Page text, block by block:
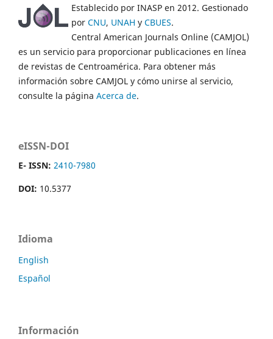
Establecido por INASP en 2012. Gestionado
por CNU, UNAH y CBUES.
Central American Journals Online (CAMJOL)
es un servicio para proporcionar publicaciones en línea
de revistas de Centroamérica. Para obtener más
información sobre CAMJOL y cómo unirse al servicio,
consulte la página Acerca de.
eISSN-DOI
E- ISSN: 2410-7980
DOI: 10.5377
Idioma
English
Español
Información